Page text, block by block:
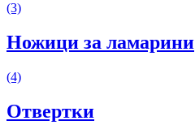
(3)
Ножици за ламарини
(4)
Отвертки